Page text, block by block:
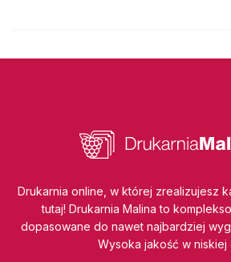
Drukarnia online, w której zrealizujesz
tutaj! Drukarnia Malina to
dopasowane do nawet najbardziej
Wysoka jakość w niskiej